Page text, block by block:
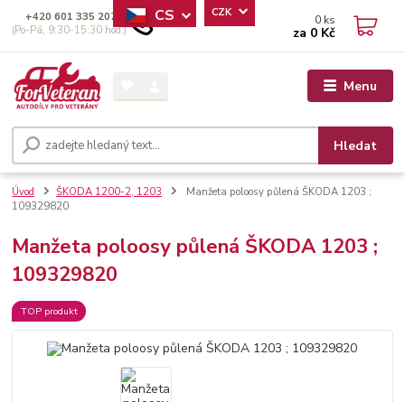
Menu
CS CZK
Hledat
+420 601 335 207
(Po-Pá, 9:30-15:30 hod.)
0 ks
za 0 Kč
Úvod ŠKODA 1200-2, 1203
Manžeta poloosy půlená ŠKODA 1203 ;
109329820
Manžeta poloosy půlená ŠKODA 1203 ;
109329820
TOP produkt